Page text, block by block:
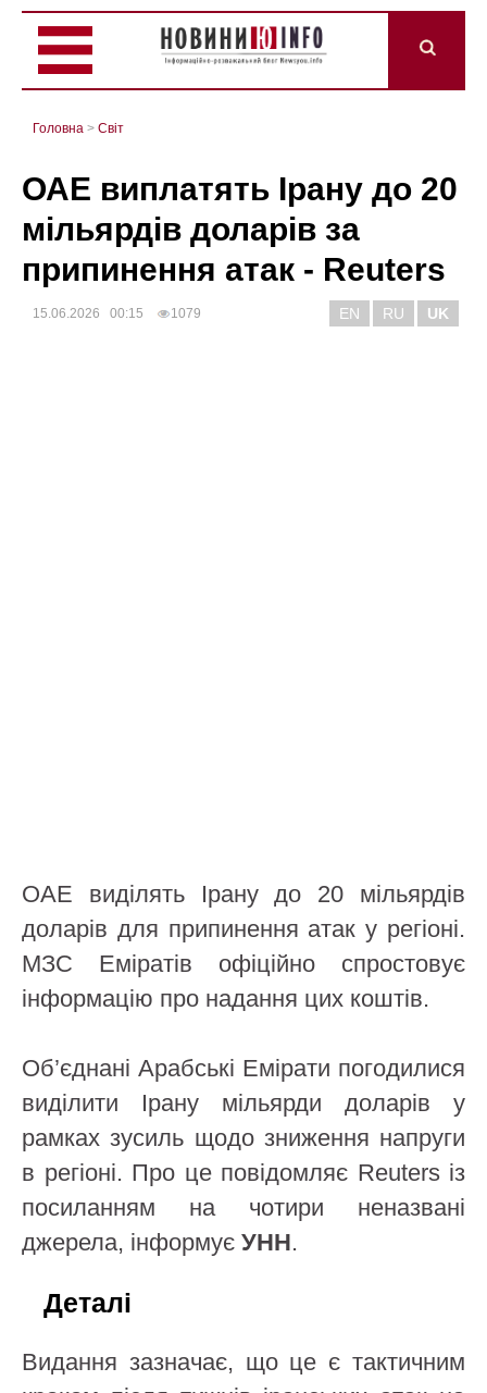
Головна > Світ
ОАЕ виплатять Ірану до 20
мільярдів доларів за
припинення атак - Reuters
15.06.2026 00:15 1079 EN RU UK
ОАЕ виділять Ірану до 20 мільярдів
доларів для припинення атак у регіоні.
МЗС Еміратів офіційно спростовує
інформацію про надання цих коштів.
Об’єднані Арабські Емірати погодилися
виділити Ірану мільярди доларів у
рамках зусиль щодо зниження напруги
в регіоні. Про це повідомляє Reuters із
посиланням на чотири неназвані
джерела, інформує УНН.
Деталі
Видання зазначає, що це є тактичним